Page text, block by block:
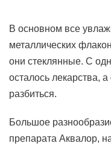
В основном все
металлических
они стеклянные. С
осталось лекарства,
разбиться.
Большое
препарата Аквалор,